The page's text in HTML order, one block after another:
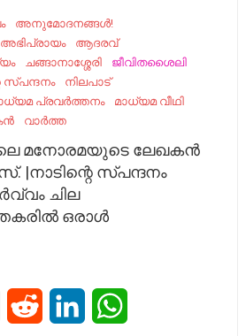
അനുമോദനങ്ങൾ!
അഭിപ്രായം
ആദരവ്
ചങ്ങാനാശ്ശേരി
ജീവിതശൈലി
സ്പന്ദനം
നിലപാട്
പ്രവര്‍ത്തനം
മാധ്യമ വീഥി
വാർത്ത
മനോരമയുടെ ലേഖകൻ
|നാടിന്റെ സ്പന്ദനം
ചില
ഒരാൾ
Email Reddit LinkedIn